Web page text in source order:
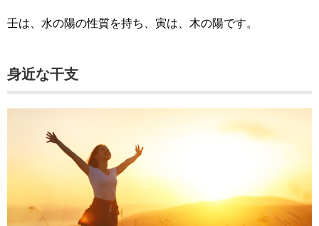
壬は、水の陽の性質を持ち、寅は、木の陽です。
身近な干支